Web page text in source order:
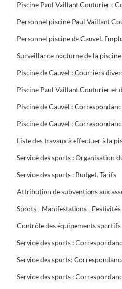
Personnel piscine Paul Vaillant
Personnel piscine de Cauvel.
Surveillance nocturne de la
Piscine de Cauvel :
Piscine de Cauvel :
Liste des travaux à effectuer à la
Service des sports : Budget. Tarifs
Contrôle des équipements sportifs
Service des sports :
Service des sports: